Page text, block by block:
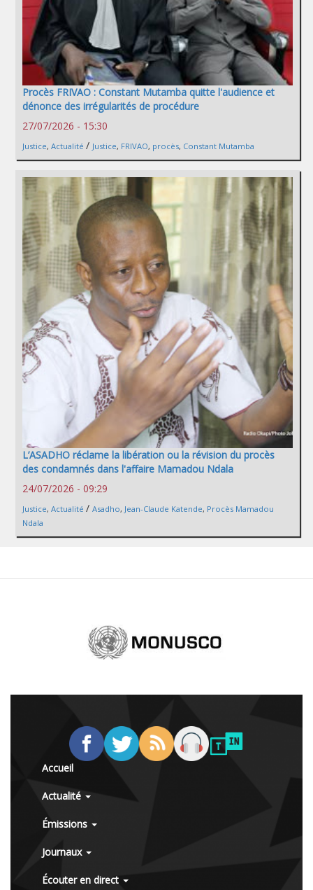
Procès FRIVAO : Constant Mutamba quitte l'audience et
dénonce des irrégularités de procédure
27/07/2026 - 15:30
Justice, Actualité / Justice, FRIVAO, procès, Constant Mutamba
L’ASADHO réclame la libération ou la révision du procès
des condamnés dans l'affaire Mamadou Ndala
24/07/2026 - 09:29
Justice, Actualité / Asadho, Jean-Claude Katende, Procès Mamadou
Ndala
Accueil
Actualité
Émissions
Journaux
Écouter en direct